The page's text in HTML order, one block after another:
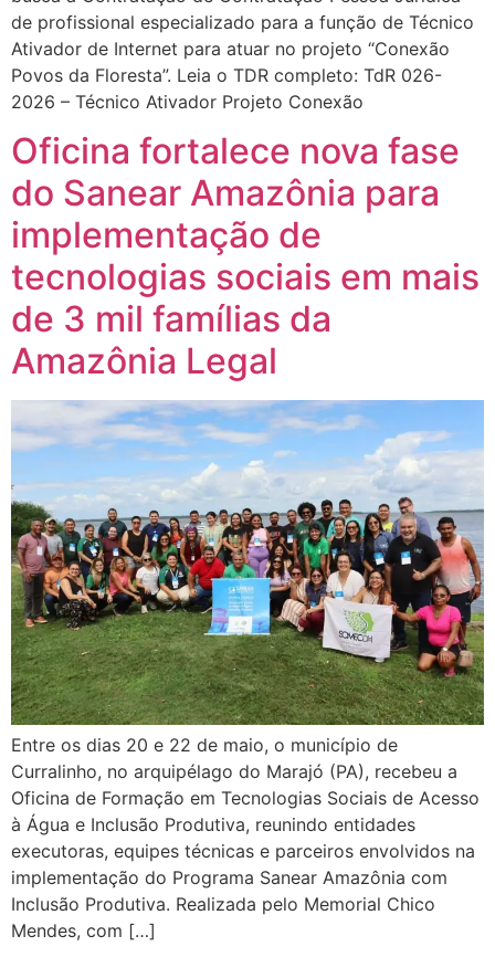
de profissional especializado para a função de Técnico
Ativador de Internet para atuar no projeto “Conexão
Povos da Floresta”. Leia o TDR completo: TdR 026-
2026 – Técnico Ativador Projeto Conexão
Oficina fortalece nova fase
do Sanear Amazônia para
implementação de
tecnologias sociais em mais
de 3 mil famílias da
Amazônia Legal
Entre os dias 20 e 22 de maio, o município de
Curralinho, no arquipélago do Marajó (PA), recebeu a
Oficina de Formação em Tecnologias Sociais de Acesso
à Água e Inclusão Produtiva, reunindo entidades
executoras, equipes técnicas e parceiros envolvidos na
implementação do Programa Sanear Amazônia com
Inclusão Produtiva. Realizada pelo Memorial Chico
Mendes, com […]